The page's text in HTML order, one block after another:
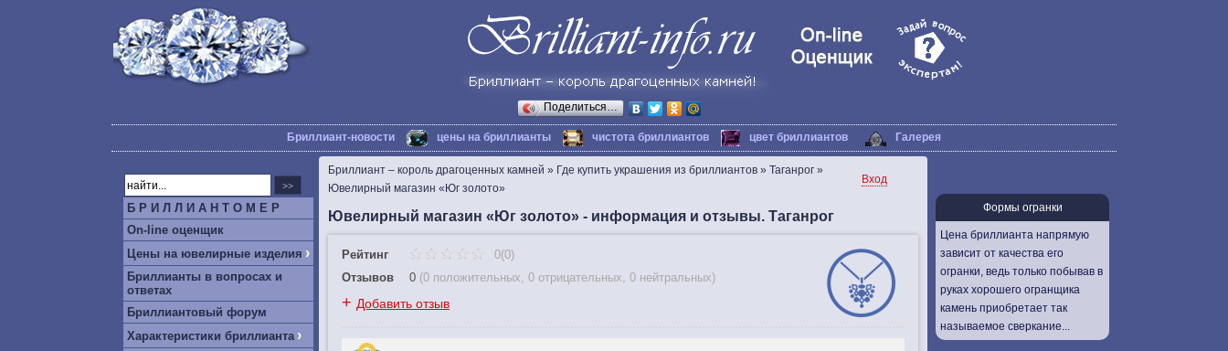
Поделиться…
Бриллиант-новости цены на бриллианты чистота бриллиантов цвет бриллиантов Галерея
Б Р И Л Л И А Н Т О М Е Р
On-line оценщик
Цены на ювелирные изделия ›
Бриллианты в вопросах и
ответах
Бриллиантовый форум
Характеристики бриллианта ›
Бриллиант – король драгоценных камней » Где купить украшения из бриллиантов » Таганрог »
Ювелирный магазин «Юг золото»
Вход
Ювелирный магазин «Юг золото» - информация и отзывы. Таганрог
Рейтинг
0(0)
Отзывов
0 (0 положительных, 0 отрицательных, 0 нейтральных)
+ Добавить отзыв
Формы огранки
Цена бриллианта напрямую
зависит от качества его
огранки, ведь только побывав в
руках хорошего огранщика
камень приобретает так
называемое сверкание...